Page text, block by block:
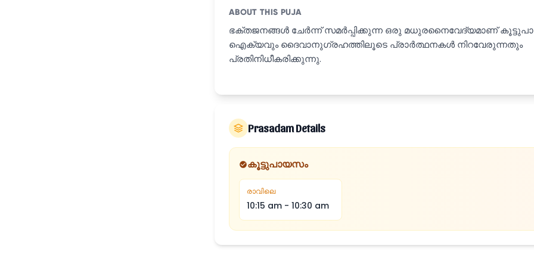
ABOUT THIS PUJA
ഭക്തജനങ്ങൾ ചേർന്ന് സമർപ്പിക്കുന്ന ഒരു മധുരനൈവേദ്യമാണ്
ഐക്യവും ദൈവാനുഗ്രഹത്തിലൂടെ പ്രാർത്ഥനകൾ നിറവേരുന്നതും
പ്രതിനിധീകരിക്കുന്നു.
Prasadam Details
കൂട്ടുപായസം
രാവിലെ
10:15 am - 10:30 am